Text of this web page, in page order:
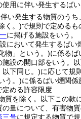
用に伴い発生するば
い発生する物質のうち
く。)で規則で定めるも
に掲げる施設をいう。
において発生するばい
物」という。)に係るば
設の開口部をいう。
以下同じ。)に応じて規
う。)に係るばい煙関
定める許容限度
質を除く。以下この款
量について、有害物
三号に規定する物質で